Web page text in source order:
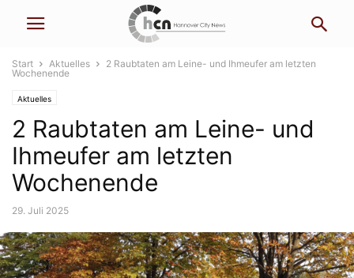
Start Aktuelles
2 Raubtaten am Leine- und Ihmeufer am letzten
Wochenende
Aktuelles
2 Raubtaten am Leine- und
Ihmeufer am letzten
Wochenende
29. Juli 2025